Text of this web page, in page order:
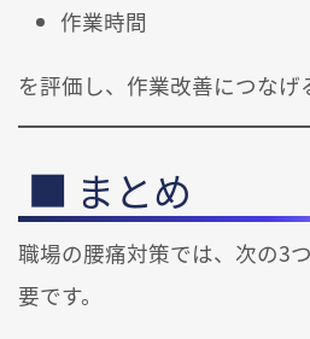
作業時間
を評価し、作業改善につなげ
まとめ
職場の腰痛対策では、次の3
要です。